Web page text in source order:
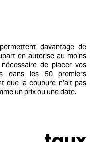
davantage de
en autorise au moins
de placer vos
dans les 50 premiers
que la coupure n’ait pas
un prix ou une date.